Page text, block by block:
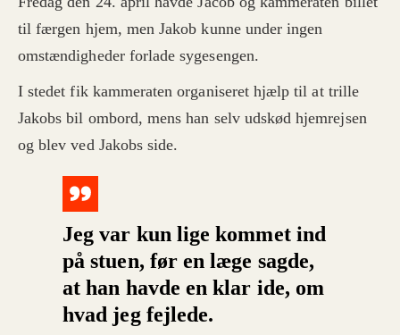
til færgen hjem, men Jakob kunne under ingen
omstændigheder forlade sygesengen.
I stedet fik kammeraten organiseret hjælp til at trille
Jakobs bil ombord, mens han selv udskød hjemrejsen
og blev ved Jakobs side.
Jeg var kun lige kommet ind
på stuen, før en læge sagde,
at han havde en klar ide, om
hvad jeg fejlede.